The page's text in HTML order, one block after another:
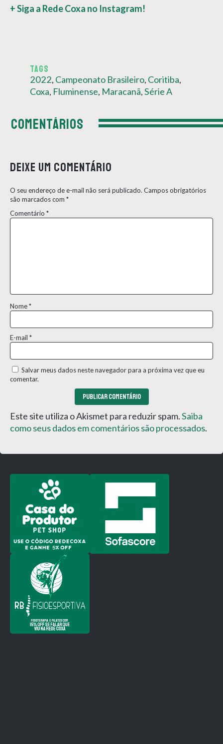
+ Siga a Rede Coxa no Instagram!
TAGS
2022, Campeonato Brasileiro, Coritiba,
Coxa, Fluminense, Maracanã,Série A
COMENTÁRIOS
Deixe um comentário
O seu endereço de e-mail não será publicado. Campos obrigatórios
são marcados com *
Comentário *
Nome*
E-mail *
Salvar meus dados neste navegador para a próxima vez que eu
comentar.
Este site utiliza o Akismet para reduzir spam.Saiba
como seus dados em comentários são processados.